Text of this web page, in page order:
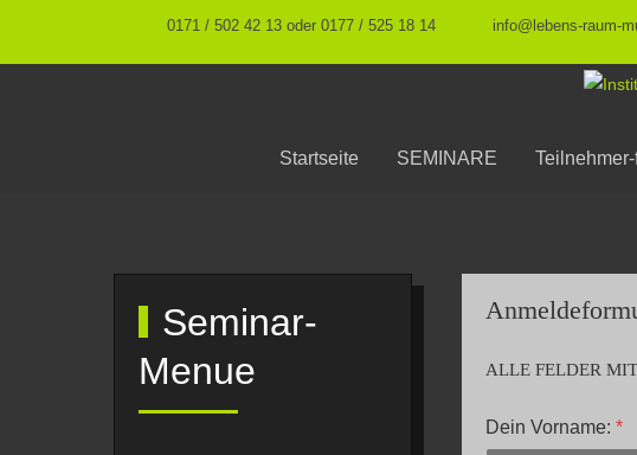
0171 / 502 42 13 oder 0177 / 525 18 14 info@lebens-raum-
Startseite SEMINARE
Seminar-
Menue
ALLE FELDER
Dein Vorname: *